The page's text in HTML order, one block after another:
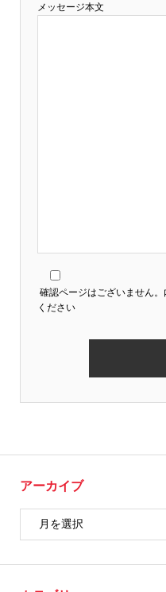
メッセージ本文
確認ページはございません
ください
アーカイブ